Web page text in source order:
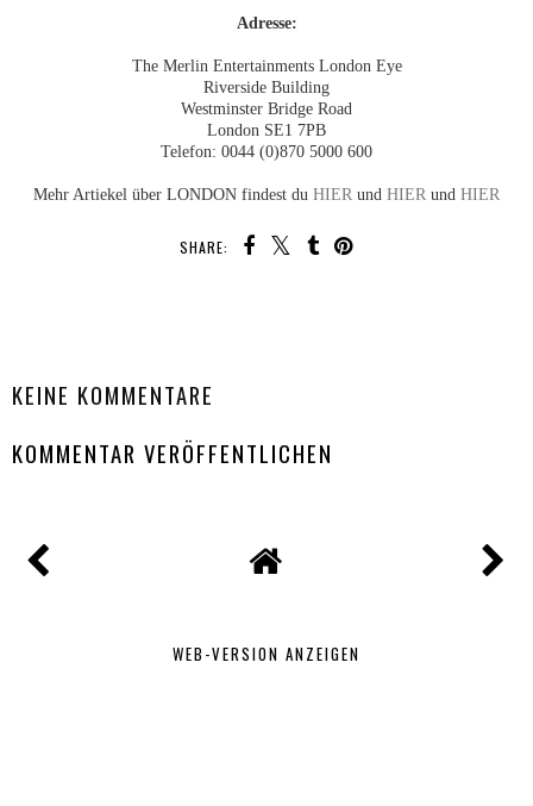
Adresse:
The Merlin Entertainments London Eye
Riverside Building
Westminster Bridge Road
London SE1 7PB
Telefon: 0044 (0)870 5000 600
Mehr Artiekel über LONDON findest du HIER und HIER und HIER
SHARE:
KEINE KOMMENTARE
KOMMENTAR VERÖFFENTLICHEN
WEB-VERSION ANZEIGEN